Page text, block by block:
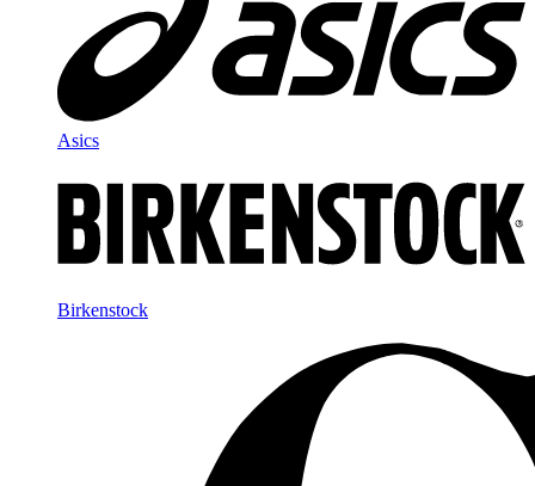
Asics
Birkenstock